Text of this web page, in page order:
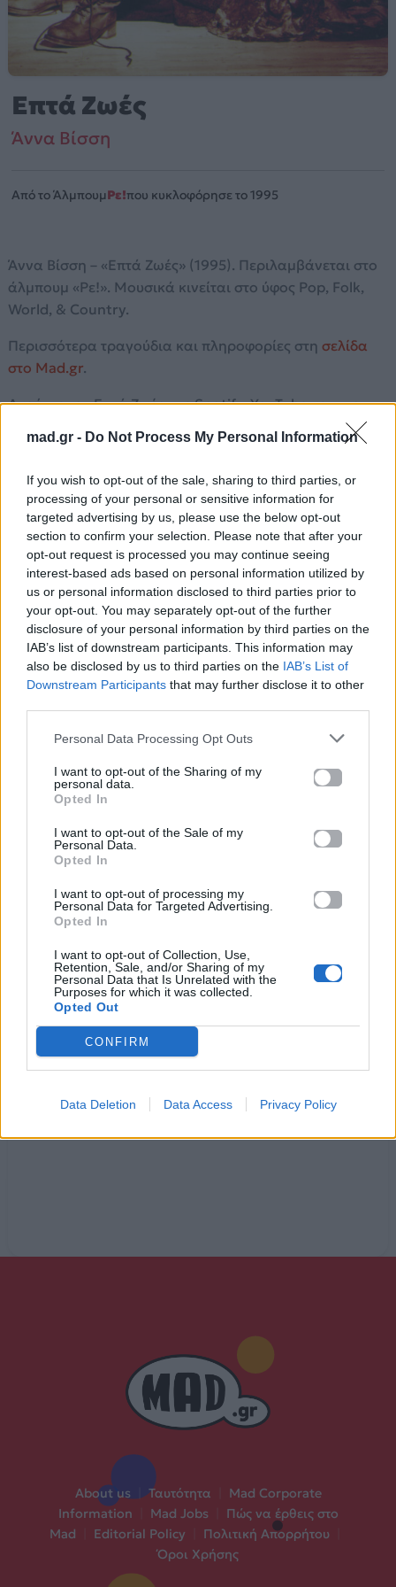
mad.gr - Do Not Process My Personal Information
If you wish to opt-out of the sale, sharing to third parties, or
processing of your personal or sensitive information for
targeted advertising by us, please use the below opt-out
section to confirm your selection. Please note that after your
opt-out request is processed you may continue seeing
interest-based ads based on personal information utilized by
us or personal information disclosed to third parties prior to
your opt-out. You may separately opt-out of the further
disclosure of your personal information by third parties on the
IAB’s list of downstream participants. This information may
also be disclosed by us to third parties on the IAB’s List of
Downstream Participants that may further disclose it to other
Personal Data Processing Opt Outs
I want to opt-out of the Sharing of my
personal data.
Opted In
I want to opt-out of the Sale of my
Personal Data.
Opted In
I want to opt-out of processing my
Personal Data for Targeted Advertising.
Opted In
I want to opt-out of Collection, Use,
Retention, Sale, and/or Sharing of my
Personal Data that Is Unrelated with the
Purposes for which it was collected.
Opted Out
CONFIRM
Data Deletion Data Access Privacy Policy
Επτά Ζωές
Άννα Βίσση
Από το ΆλμπουμΡε!που κυκλοφόρησε το 1995
Άννα Βίσση – «Επτά Ζωές» (1995). Περιλαμβάνεται στο
άλμπουμ «Ρε!». Μουσικά κινείται στο ύφος Pop, Folk,
World, & Country.
Περισσότερα τραγούδια και πληροφορίες στη σελίδα
στο Mad.gr.
Ακούστε το «Επτά Ζωές» σε Spotify, YouTube και στο
Στίχοι
Ζωντάνεψαν τα γράμματα
και χόρευαν στα μάτια μου μπροστά
θυμήθηκα τα βράδια μας που χόρευα
αγάπη μου μ’ εσένα
στο μήνα έξι γράμματα που στέλνω
είναι λίγα τελικά
σου είπα πως δε θα’ γραφα μα γράφω
Κι έχω για σένα εφτά ζωές
γύρισε πίσω
δεν μπορώ να σε ξεχάσω
Σε παίρνω στο τηλέφωνο μα κλείνουμε
στα τρία τα λεπτά
εμείς οι δυο που καίγαμε τα σύρματα
σχεδόν του τηλεφώνου
να έρθεις θέλω γρήγορα
μα μόνη ζω εδώ παρ’ όλα αυτά
μοιραία τώρα γίνομαι συνένοχη
στο άγγιγμα του χρόνου
Ακούστε στο Spotify
About us Ταυτότητα
Mad Corporate
Information
Mad Jobs
Πώς να έρθεις στο
Mad
Editorial Policy Πολιτική Απορρήτου
Όροι Χρήσης